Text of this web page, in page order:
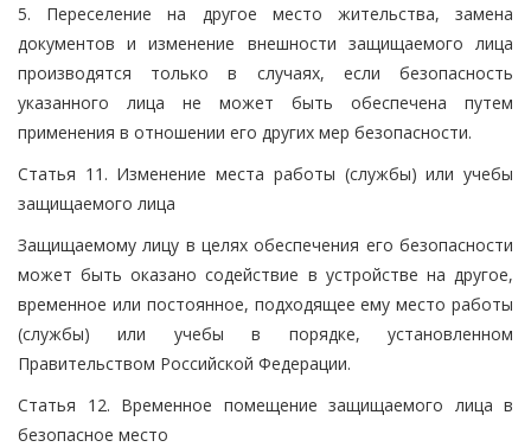
5. Переселение на другое место жительства, замена
документов и изменение внешности защищаемого лица
производятся только в случаях, если безопасность
указанного лица не может быть обеспечена путем
применения в отношении его других мер безопасности.
Статья 11. Изменение места работы (службы) или учебы
защищаемого лица
Защищаемому лицу в целях обеспечения его безопасности
может быть оказано содействие в устройстве на другое,
временное или постоянное, подходящее ему место работы
(службы) или учебы в порядке, установленном
Правительством Российской Федерации.
Статья 12. Временное помещение защищаемого лица в
безопасное место